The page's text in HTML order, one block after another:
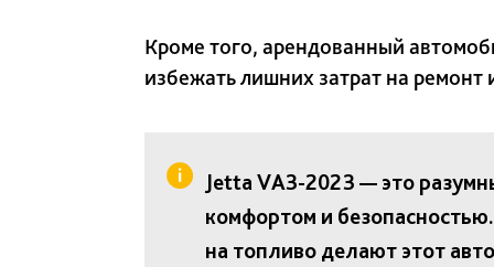
Кроме того, арендованный
избежать лишних затрат на
Jetta VA3-2023 — это
комфортом и
на топливо делают этот